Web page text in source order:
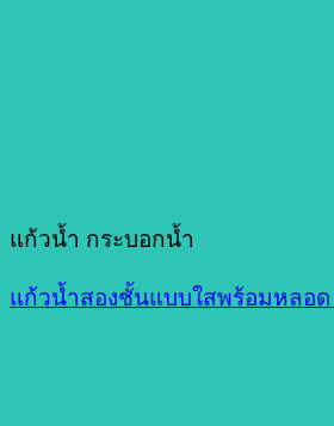
แก้วน้ำ กระบอกน้ำ
แก้วน้ำสองชั้นแบบใสพร้อมหลอด